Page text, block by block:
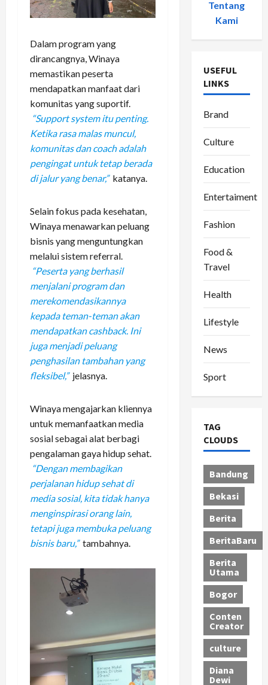
Dalam program yang
dirancangnya, Winaya
memastikan peserta
mendapatkan manfaat dari
komunitas yang suportif.
“Support system itu penting.
Ketika rasa malas muncul,
komunitas dan coach adalah
pengingat untuk tetap berada
di jalur yang benar,” katanya.
Selain fokus pada kesehatan,
Winaya menawarkan peluang
bisnis yang menguntungkan
melalui sistem referral.
“Peserta yang berhasil
menjalani program dan
merekomendasikannya
kepada teman-teman akan
mendapatkan cashback. Ini
juga menjadi peluang
penghasilan tambahan yang
fleksibel,” jelasnya.
Winaya mengajarkan kliennya
untuk memanfaatkan media
sosial sebagai alat berbagi
pengalaman gaya hidup sehat.
“Dengan membagikan
perjalanan hidup sehat di
media sosial, kita tidak hanya
menginspirasi orang lain,
tetapi juga membuka peluang
bisnis baru,” tambahnya.
Tentang
Kami
USEFUL
LINKS
Brand
Culture
Education
Entertaiment
Fashion
Food &
Travel
Health
Lifestyle
News
Sport
TAG
CLOUDS
Bandung
Bekasi
Berita
BeritaBaru
Berita
Utama
Bogor
Conten
Creator
culture
Diana
Dewi